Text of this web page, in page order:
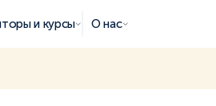
и курсы О нас